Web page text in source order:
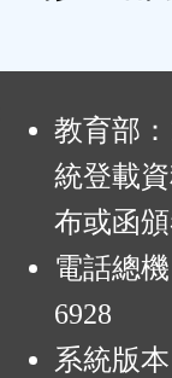
教育部
統登載
布或函頒
電話總
6928
系統版本